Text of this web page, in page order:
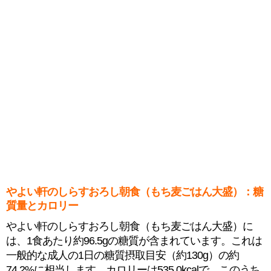
やよい軒のしらすおろし朝食（もち⻨ごはん大盛）：糖
質量とカロリー
やよい軒のしらすおろし朝食（もち⻨ごはん大盛）に
は、1食あたり約96.5gの糖質が含まれています。これは
一般的な成人の1日の糖質摂取目安（約130g）の約